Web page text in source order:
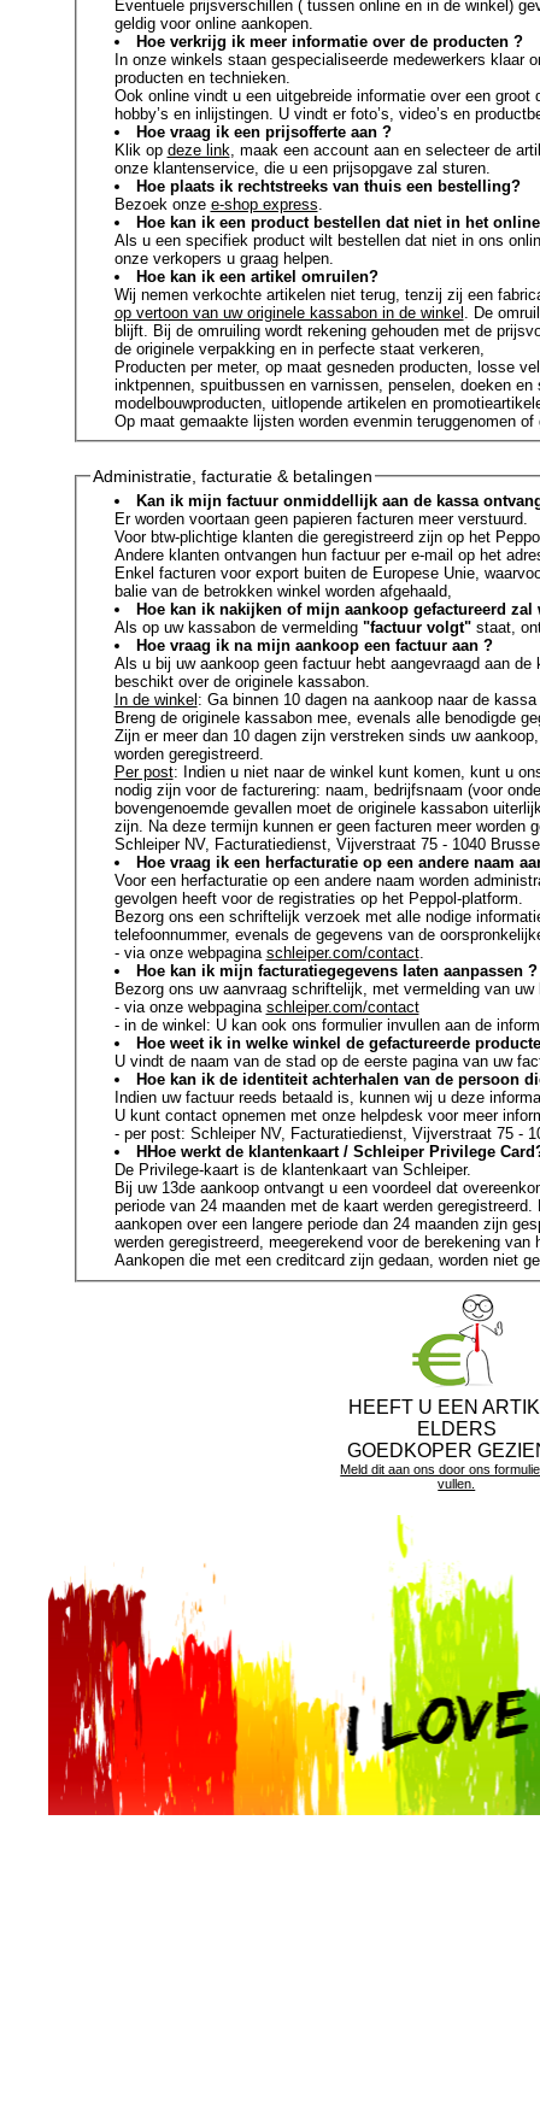
Eventuele prijsverschillen ( tussen online en in de winkel)
geldig voor online aankopen.
Hoe verkrijg ik meer informatie over de producten ?
In onze winkels staan gespecialiseerde medewerkers klaar
producten en technieken.
Ook online vindt u een uitgebreide informatie over een
hobby’s en inlijstingen. U vindt er foto’s, video’s en
Hoe vraag ik een prijsofferte aan ?
Klik op deze link , maak een account aan en selecteer de
onze klantenservice, die u een prijsopgave zal sturen.
Hoe plaats ik rechtstreeks van thuis een bestelling?
Bezoek onze e-shop express
Hoe kan ik een product bestellen dat niet in het
Als u een specifiek product wilt bestellen dat niet in ons
onze verkopers u graag helpen.
Hoe kan ik een artikel omruilen?
Wij nemen verkochte artikelen niet terug, tenzij zij een
op vertoon van uw originele kassabon in de winkel . De
blijft. Bij de omruiling wordt rekening gehouden met de
de originele verpakking en in perfecte staat verkeren,
Producten per meter, op maat gesneden producten, losse
inktpennen, spuitbussen en varnissen, penselen, doeken
modelbouwproducten, uitlopende artikelen en
Op maat gemaakte lijsten worden evenmin teruggenomen of
Administratie, facturatie & betalingen
Kan ik mijn factuur onmiddellijk aan de kassa
Er worden voortaan geen papieren facturen meer verstuurd.
Voor btw-plichtige klanten die geregistreerd zijn op het
Andere klanten ontvangen hun factuur per e-mail op het
Enkel facturen voor export buiten de Europese Unie,
balie van de betrokken winkel worden afgehaald,
Hoe kan ik nakijken of mijn aankoop gefactureerd zal
Als op uw kassabon de vermelding "factuur volgt"staat,
Hoe vraag ik na mijn aankoop een factuur aan ?
Als u bij uw aankoop geen factuur hebt aangevraagd aan
beschikt over de originele kassabon.
In de winkel : Ga binnen 10 dagen na aankoop naar de
Breng de originele kassabon mee, evenals alle benodigde
Zijn er meer dan 10 dagen zijn verstreken sinds uw
worden geregistreerd.
Per post: Indien u niet naar de winkel kunt komen, kunt u
nodig zijn voor de facturering: naam, bedrijfsnaam (voor
bovengenoemde gevallen moet de originele kassabon
zijn. Na deze termijn kunnen er geen facturen meer worden
Schleiper NV, Facturatiedienst, Vijverstraat 75 - 1040
Hoe vraag ik een herfacturatie op een andere naam
Voor een herfacturatie op een andere naam worden
gevolgen heeft voor de registraties op het Peppol-platform.
Bezorg ons een schriftelijk verzoek met alle nodige informatie voor de herfacturatie: naam en/of bedrijfsnaam, adres, btw-nummer,
telefoonnummer, evenals de gegevens van de
- via onze webpagina schleiper.com/contact.
Hoe kan ik mijn facturatiegegevens laten aanpassen ?
Bezorg ons uw aanvraag schriftelijk, met vermelding van
- via onze webpagina schleiper.com/contact
- in de winkel: U kan ook ons formulier invullen aan de
Hoe weet ik in welke winkel de gefactureerde
U vindt de naam van de stad op de eerste pagina van uw
Hoe kan ik de identiteit achterhalen van de persoon
Indien uw factuur reeds betaald is, kunnen wij u deze
U kunt contact opnemen met onze helpdesk voor meer
- per post: Schleiper NV,
HHoe werkt de klantenkaart / Schleiper Privilege
De Privilege-kaart is de klantenkaart van Schleiper.
Bij uw 13de aankoop ontvangt u een voordeel dat
periode van 24 maanden met de kaart werden
aankopen over een langere periode dan 24 maanden zijn
werden geregistreerd, meegerekend voor de berekening van
Aankopen die met een creditcard zijn gedaan, worden niet
HEEFT U EEN
ELDERS
GOEDKOPER
Meld dit aan ons door ons
vullen.